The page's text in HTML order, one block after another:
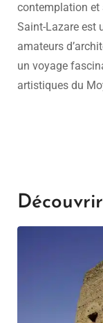
contemplation et
Saint-Lazare est
amateurs
un voyage
artistiques du